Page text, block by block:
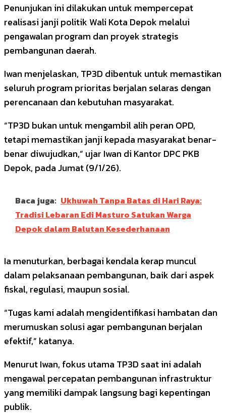
Penunjukan ini dilakukan untuk mempercepat
realisasi janji politik Wali Kota Depok melalui
pengawalan program dan proyek strategis
pembangunan daerah.
Iwan menjelaskan, TP3D dibentuk untuk memastikan
seluruh program prioritas berjalan selaras dengan
perencanaan dan kebutuhan masyarakat.
“TP3D bukan untuk mengambil alih peran OPD,
tetapi memastikan janji kepada masyarakat benar-
benar diwujudkan,” ujar Iwan di Kantor DPC PKB
Depok, pada Jumat (9/1/26).
Baca juga: Ukhuwah Tanpa Batas di Hari Raya:
Tradisi Lebaran Edi Masturo Satukan Warga
Depok dalam Balutan Kesederhanaan
Ia menuturkan, berbagai kendala kerap muncul
dalam pelaksanaan pembangunan, baik dari aspek
fiskal, regulasi, maupun sosial.
“Tugas kami adalah mengidentifikasi hambatan dan
merumuskan solusi agar pembangunan berjalan
efektif,” katanya.
Menurut Iwan, fokus utama TP3D saat ini adalah
mengawal percepatan pembangunan infrastruktur
yang memiliki dampak langsung bagi kepentingan
publik.